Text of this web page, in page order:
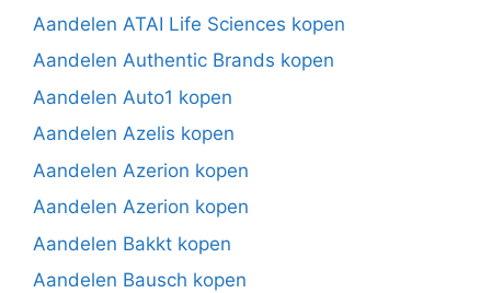
Aandelen ATAI Life Sciences kopen
Aandelen Authentic Brands kopen
Aandelen Auto1 kopen
Aandelen Azelis kopen
Aandelen Azerion kopen
Aandelen Azerion kopen
Aandelen Bakkt kopen
Aandelen Bausch kopen